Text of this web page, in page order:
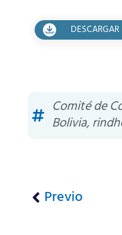
DESCARGAR
Comité de
Bolivia,
Previo